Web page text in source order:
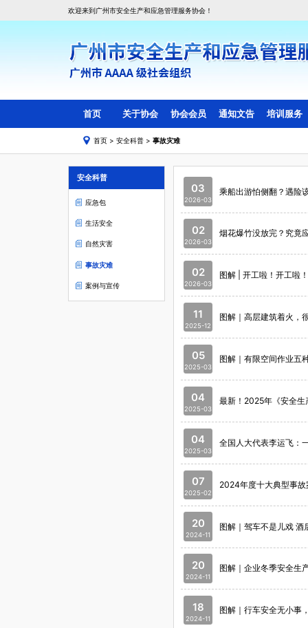
欢迎来到广州市安全生产和应急管理服务协会！
首页 关于协会
协会简介
协会会员
会员目录
理事会员单位
一般单位会员
通知文告 培训服务
首页 >安全科普 >事故灾难
安全科普
应急包
生活安全
自然灾害
事故灾难
案例与宣传
03
2026-03
乘船出游怕侧翻？遇险
02
2026-03
烟花爆竹没放完？究竟
02
2026-03
图解 | 开工啦！开工啦
11
2025-12
图解｜高层建筑着火，
05
2025-03
图解｜有限空间作业五
04
2025-03
最新！2025年《安全
04
2025-03
全国人大代表李运飞：
07
2025-02
2024年度十大典型事故
20
2024-11
图解｜驾车不是儿戏 酒
20
2024-11
图解｜企业冬季安全生
18
2024-11
图解｜行车安全无小事